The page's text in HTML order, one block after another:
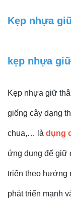
Kẹp nhựa
kẹp nhựa
Kẹp nhựa giữ
giống cây dạng
chua,… là dụng
ứng dụng để giữ
triển theo hướng
phát triển mạnh